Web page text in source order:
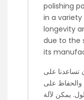
polishing
in a
longevity
due to the
its
تساعدنا على
والحفاظ على
يمكن لآلة